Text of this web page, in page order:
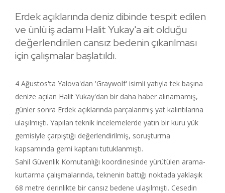
Erdek açıklarında deniz dibinde tespit edilen
ve ünlü iş adamı Halit Yukay'a ait olduğu
değerlendirilen cansız bedenin çıkarılması
için çalışmalar başlatıldı.
4 Ağustos'ta Yalova'dan 'Graywolf' isimli yatıyla tek başına
denize açılan Halit Yukay'dan bir daha haber alınamamış,
günler sonra Erdek açıklarında parçalanmış yat kalıntılarına
ulaşılmıştı. Yapılan teknik incelemelerde yatın bir kuru yük
gemisiyle çarpıştığı değerlendirilmiş, soruşturma
kapsamında gemi kaptanı tutuklanmıştı.
Sahil Güvenlik Komutanlığı koordinesinde yürütülen arama-
kurtarma çalışmalarında, teknenin battığı noktada yaklaşık
68 metre derinlikte bir cansız bedene ulaşılmıştı. Cesedin